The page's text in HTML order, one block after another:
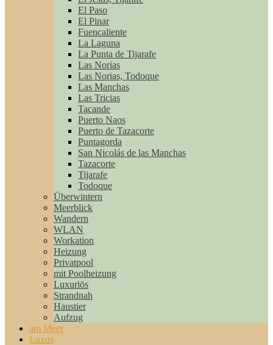
El Paso
El Pinar
Fuencaliente
La Laguna
La Punta de Tijarafe
Las Norias
Las Norias, Todoque
Las Manchas
Las Tricias
Tacande
Puerto Naos
Puerto de Tazacorte
Puntagorda
San Nicolás de las Manchas
Tazacorte
Tijarafe
Todoque
Überwintern
Meerblick
Wandern
WLAN
Workation
Heizung
Privatpool
mit Poolheizung
Luxuriös
Strandnah
Haustier
Aufzug
am Meer
Luxus